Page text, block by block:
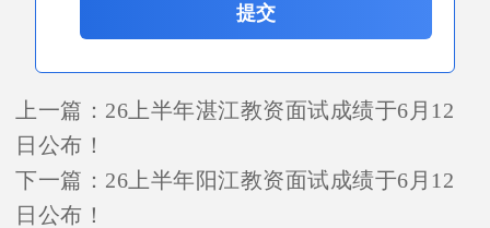
提交
上一篇： 26上半年湛江教资面试成绩于6月12
日公布！
下一篇： 26上半年阳江教资面试成绩于6月12
日公布！